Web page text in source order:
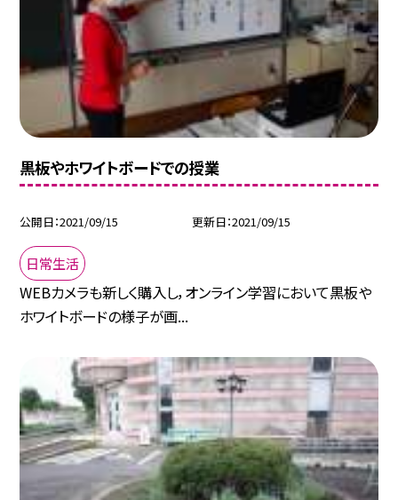
黒板やホワイトボードでの授業
公開日 2021/09/15 更新日 2021/09/15
日常生活
WEBカメラも新しく購入し，オンライン学習において黒板や
ホワイトボードの様子が画...